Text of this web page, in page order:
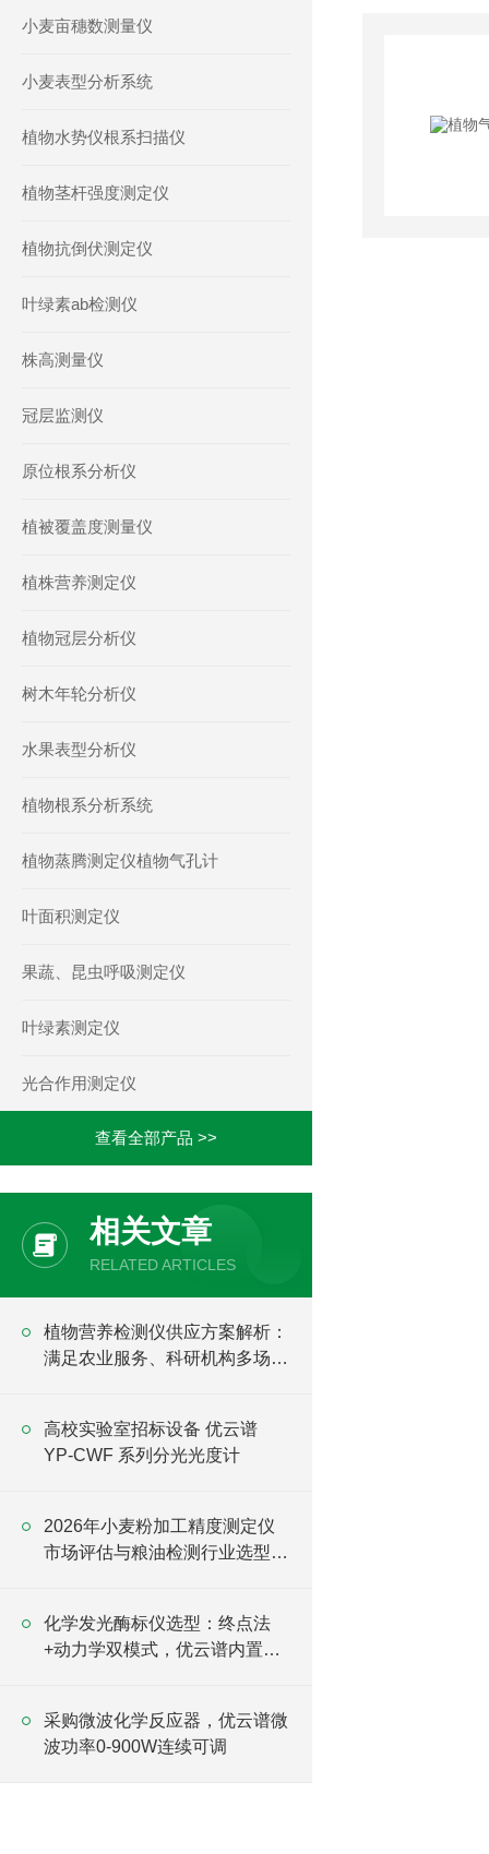
小麦亩穗数测量仪
小麦表型分析系统
植物水势仪根系扫描仪
植物茎杆强度测定仪
植物抗倒伏测定仪
叶绿素ab检测仪
株高测量仪
冠层监测仪
原位根系分析仪
植被覆盖度测量仪
植株营养测定仪
植物冠层分析仪
树木年轮分析仪
水果表型分析仪
植物根系分析系统
植物蒸腾测定仪植物气孔计
叶面积测定仪
果蔬、昆虫呼吸测定仪
叶绿素测定仪
光合作用测定仪
查看全部产品 >>
相关文章
RELATED ARTICLES
植物营养检测仪供应方案解析：
满足农业服务、科研机构多场景
高校实验室招标设备 优云谱
YP-CWF 系列分光光度计
2026年小麦粉加工精度测定仪
市场评估与粮油检测行业选型报
化学发光酶标仪选型：终点法
+动力学双模式，优云谱内置用
采购微波化学反应器，优云谱微
波功率0-900W连续可调